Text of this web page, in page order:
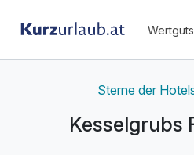
Sterne der
Kesselgrubs